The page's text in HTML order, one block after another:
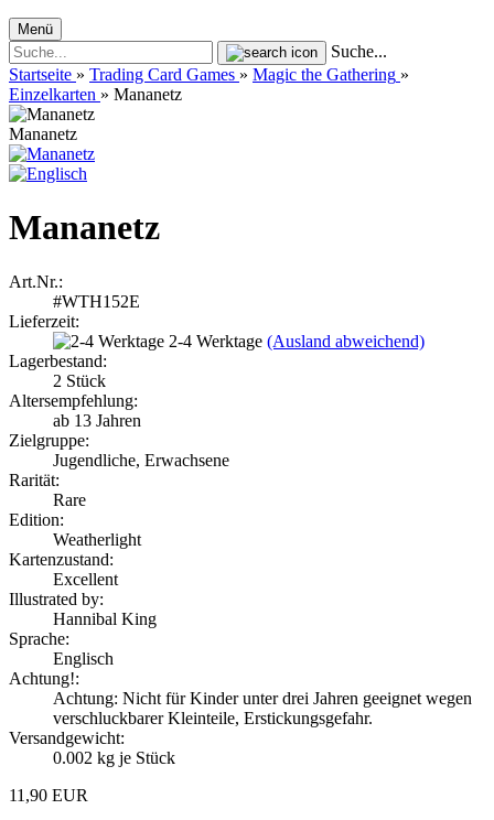
Menü
Suche...
Startseite » Trading Card Games » Magic the Gathering »
Einzelkarten » Mananetz
Mananetz
Mananetz
Art.Nr.:
#WTH152E
Lieferzeit:
2-4 Werktage (Ausland abweichend)
Lagerbestand:
2 Stück
Altersempfehlung:
ab 13 Jahren
Zielgruppe:
Jugendliche, Erwachsene
Rarität:
Rare
Edition:
Weatherlight
Kartenzustand:
Excellent
Illustrated by:
Hannibal King
Sprache:
Englisch
Achtung!:
Achtung: Nicht für Kinder unter drei Jahren geeignet wegen
verschluckbarer Kleinteile, Erstickungsgefahr.
Versandgewicht:
0.002 kg je Stück
11,90 EUR